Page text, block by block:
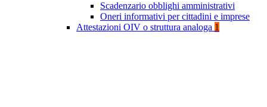
Scadenzario obblighi amministrativi
Oneri informativi per cittadini e imprese
Attestazioni OIV o struttura analoga 1